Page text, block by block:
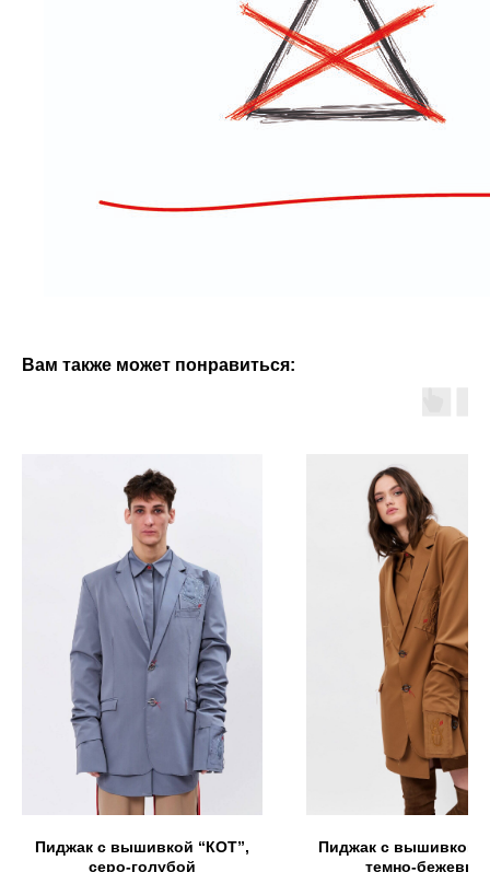
Вам также может понравиться:
Пиджак с вышивкой “КОТ”,
серо-голубой
Пиджак с вышивкой
темно-бежевый